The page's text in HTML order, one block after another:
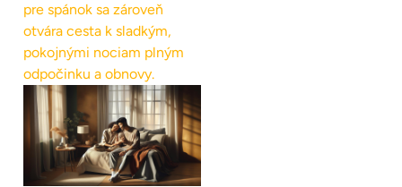
pre spánok sa zároveň
otvára cesta k sladkým,
pokojnými nociam plným
odpočinku a obnovy.